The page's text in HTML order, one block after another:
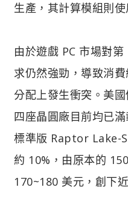
生產，其計算模組則
由於遊戲 PC 市場對
求仍然強勁，導致消
分配上發生衝突。美
四座晶圓廠目前均已
標準版 Raptor Lake-
約 10%，由原本的
170~180 美元，創下